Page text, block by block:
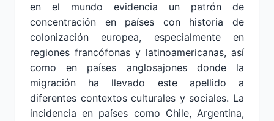
en el mundo evidencia un patrón de
concentración en países con historia de
colonización europea, especialmente en
regiones francófonas y latinoamericanas, así
como en países anglosajones donde la
migración ha llevado este apellido a
diferentes contextos culturales y sociales. La
incidencia en países como Chile, Argentina,